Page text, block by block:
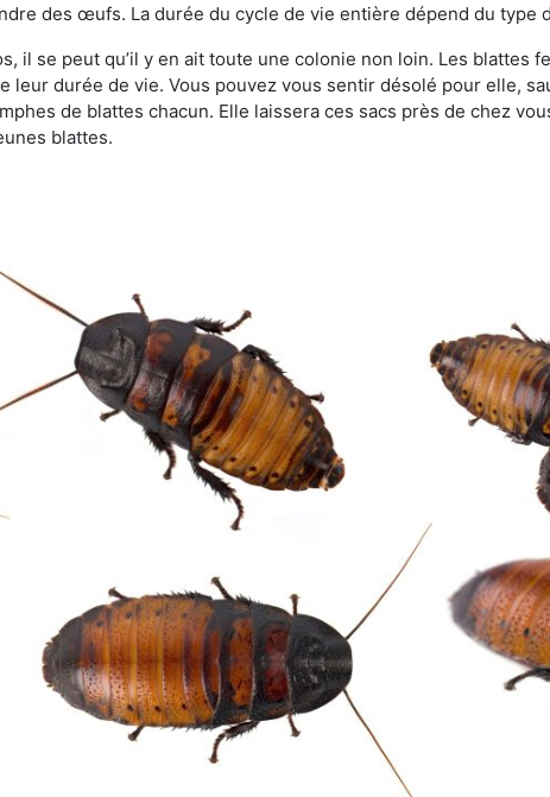
des œufs. La durée du cycle de vie entière dépend du type
il se peut qu’il y en ait toute une colonie non loin. Les blattes
durée de vie. Vous pouvez vous sentir désolé pour elle,
de blattes chacun. Elle laissera ces sacs près de chez
blattes.